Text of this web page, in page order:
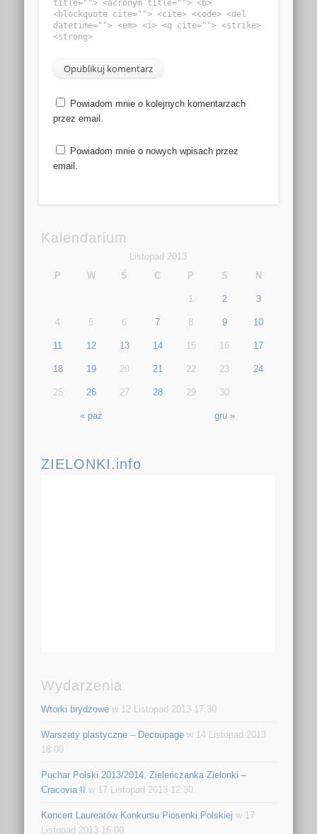
title=""> <acronym title=""> <b>
<blockquote cite=""> <cite> <code> <del
datetime=""> <em> <i> <q cite=""> <strike>
<strong>
Powiadom mnie o kolejnych komentarzach
przez email.
Powiadom mnie o nowych wpisach przez
email.
Kalendarium
Listopad 2013
P
W Ś C P S N
« paź gru »
1 2 3
4 5 6 7 8 9 10
11 12 13 14 15 16 17
18 19 20 21 22 23 24
25 26 27 28 29 30
ZIELONKI.info
Wydarzenia
Wtorki brydżowe w 12 Listopad 2013 17:30
Warszaty plastyczne – Decoupage w 14 Listopad 2013
18:00
Puchar Polski 2013/2014. Zieleńczanka Zielonki –
Cracovia II w 17 Listopad 2013 12:30
Koncert Laureatów Konkursu Piosenki Polskiej w 17
Listopad 2013 16:00